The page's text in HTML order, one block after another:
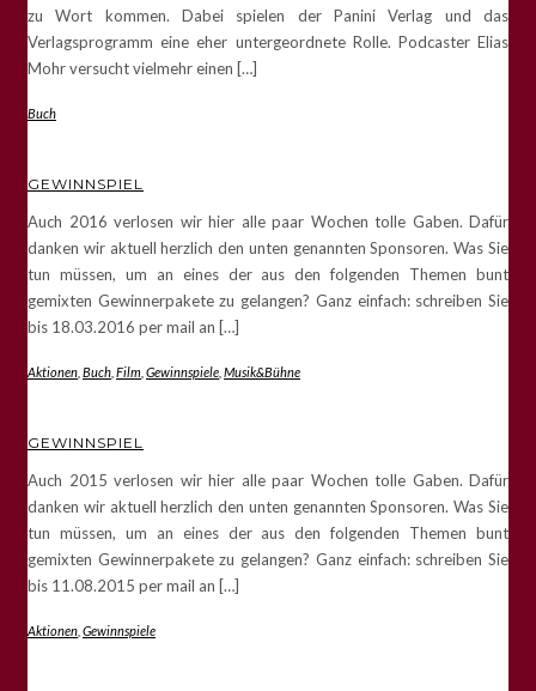
zu Wort kommen. Dabei spielen der Panini Verlag und das
Verlagsprogramm eine eher untergeordnete Rolle. Podcaster Elias
Mohr versucht vielmehr einen […]
Buch
GEWINNSPIEL
Auch 2016 verlosen wir hier alle paar Wochen tolle Gaben. Dafür
danken wir aktuell herzlich den unten genannten Sponsoren. Was Sie
tun müssen, um an eines der aus den folgenden Themen bunt
gemixten Gewinnerpakete zu gelangen? Ganz einfach: schreiben Sie
bis 18.03.2016 per mail an […]
Aktionen Buch Film Gewinnspiele Musik&Bühne
GEWINNSPIEL
Auch 2015 verlosen wir hier alle paar Wochen tolle Gaben. Dafür
danken wir aktuell herzlich den unten genannten Sponsoren. Was Sie
tun müssen, um an eines der aus den folgenden Themen bunt
gemixten Gewinnerpakete zu gelangen? Ganz einfach: schreiben Sie
bis 11.08.2015 per mail an […]
Aktionen Gewinnspiele